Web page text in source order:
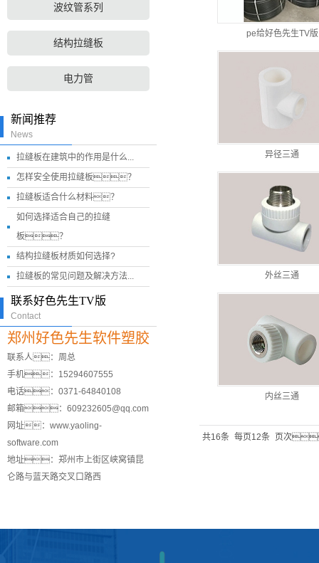
波纹管系列
结构拉缝板
电力管
新闻推荐
News
拉缝板在建筑中的作用是什么...
怎样安全使用拉缝板？
拉缝板适合什么材料？
如何选择适合自己的拉缝
板？
结构拉缝板材质如何选择?
拉缝板的常见问题及解决方法...
联系好色先生TV版
Contact
郑州好色先生软件塑胶
联系人：周总
手机：15294607555
电话：0371-64840108
邮箱：609232605@qq.com
网址：www.yaoling-
software.com
地址：郑州市上街区峡窝镇昆
仑路与蓝天路交叉口路西
pe给好色先生TV版
异径三通
外丝三通
内丝三通
共16条 每页12条 页次